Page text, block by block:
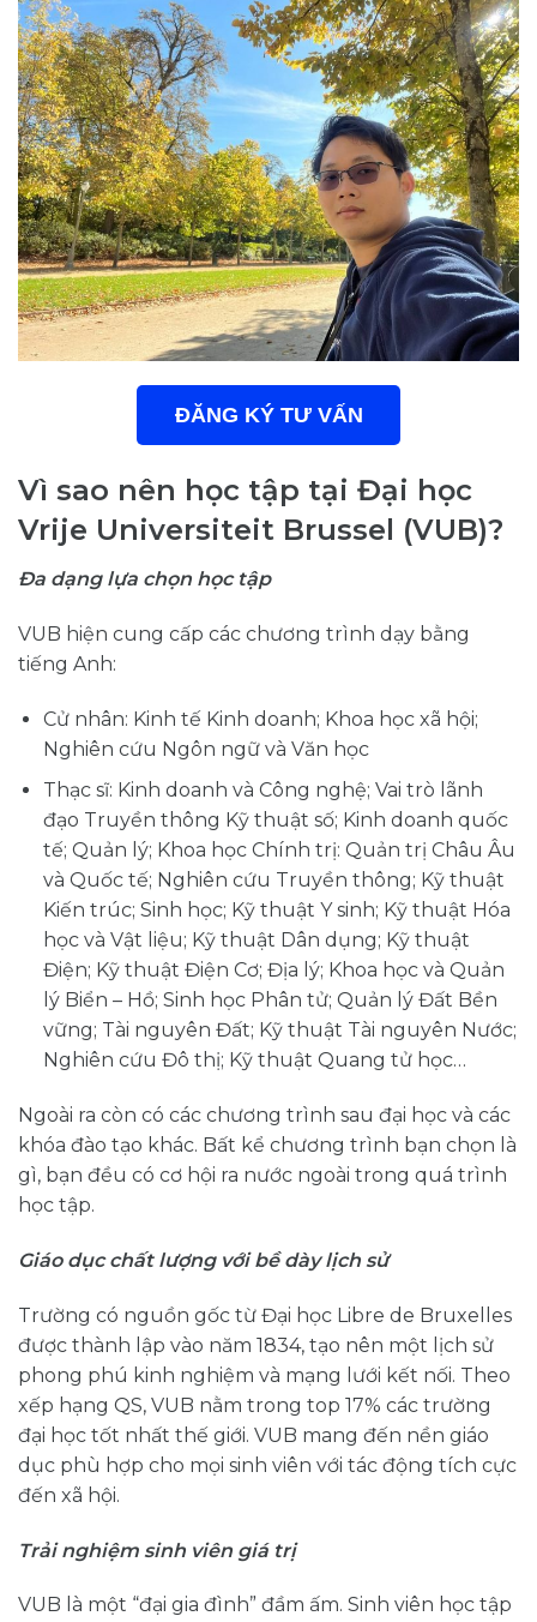
ĐĂNG KÝ TƯ VẤN
Vì sao nên học tập tại Đại học
Vrije Universiteit Brussel (VUB)?
Đa dạng lựa chọn học tập
VUB hiện cung cấp các chương trình dạy bằng
tiếng Anh:
Cử nhân: Kinh tế Kinh doanh; Khoa học xã hội;
Nghiên cứu Ngôn ngữ và Văn học
Thạc sĩ: Kinh doanh và Công nghệ; Vai trò lãnh
đạo Truyền thông Kỹ thuật số; Kinh doanh quốc
tế; Quản lý; Khoa học Chính trị: Quản trị Châu Âu
và Quốc tế; Nghiên cứu Truyền thông; Kỹ thuật
Kiến trúc; Sinh học; Kỹ thuật Y sinh; Kỹ thuật Hóa
học và Vật liệu; Kỹ thuật Dân dụng; Kỹ thuật
Điện; Kỹ thuật Điện Cơ; Địa lý; Khoa học và Quản
lý Biển – Hồ; Sinh học Phân tử; Quản lý Đất Bền
vững; Tài nguyên Đất; Kỹ thuật Tài nguyên Nước;
Nghiên cứu Đô thị; Kỹ thuật Quang tử học…
Ngoài ra còn có các chương trình sau đại học và các
khóa đào tạo khác. Bất kể chương trình bạn chọn là
gì, bạn đều có cơ hội ra nước ngoài trong quá trình
học tập.
Giáo dục chất lượng với bề dày lịch sử
Trường có nguồn gốc từ Đại học Libre de Bruxelles
được thành lập vào năm 1834, tạo nên một lịch sử
phong phú kinh nghiệm và mạng lưới kết nối. Theo
xếp hạng QS, VUB nằm trong top 17% các trường
đại học tốt nhất thế giới. VUB mang đến nền giáo
dục phù hợp cho mọi sinh viên với tác động tích cực
đến xã hội.
Trải nghiệm sinh viên giá trị
VUB là một “đại gia đình” đầm ấm. Sinh viên học tập